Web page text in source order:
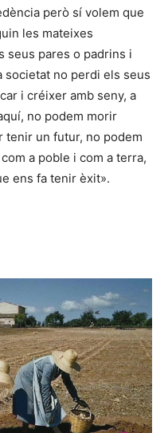
però sí volem que
les mateixes
seus pares o padrins i
societat no perdi els seus
i créixer amb seny, a
no podem morir
tenir un futur, no podem
a poble i com a terra,
ens fa tenir èxit».